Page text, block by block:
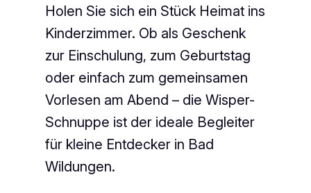
Holen Sie sich ein Stück Heimat ins
Kinderzimmer. Ob als Geschenk
zur Einschulung, zum Geburtstag
oder einfach zum gemeinsamen
Vorlesen am Abend – die Wisper-
Schnuppe ist der ideale Begleiter
für kleine Entdecker in Bad
Wildungen.